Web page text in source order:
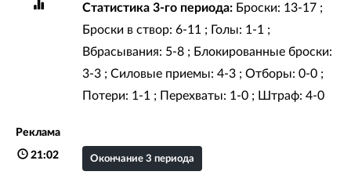
Статистика 3-го периода:Броски: 13-17 ;
Броски в створ: 6-11 ; Голы: 1-1 ;
Вбрасывания: 5-8 ; Блокированные броски:
3-3 ; Силовые приемы: 4-3 ; Отборы: 0-0 ;
Потери: 1-1 ; Перехваты: 1-0 ; Штраф: 4-0
Реклама
21:02 Окончание 3 периода